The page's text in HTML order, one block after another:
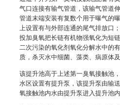
气口连接有输气管道，该输气管道
管道末端安装有复数个用于曝气的
上设置有与外部连通的尾气排放口
投加臭氧把长链有机物强氧化为短
二次污染的氧化剂氧化分解水中的
质，杀灭水中细菌、藻类、病原体及
该提升池高于上述第一臭氧接触池
水区设置有提升泵，该提升泵由输
氧接触池内水由提升泵进入提升池内